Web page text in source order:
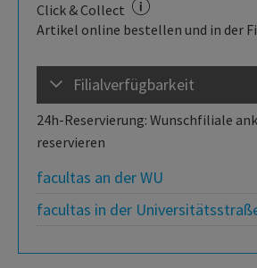
Click & Collect
Artikel online bestellen und in der
Filialverfügbarkeit
24h-Reservierung: Wunschfiliale
reservieren
facultas an der WU
facultas in der